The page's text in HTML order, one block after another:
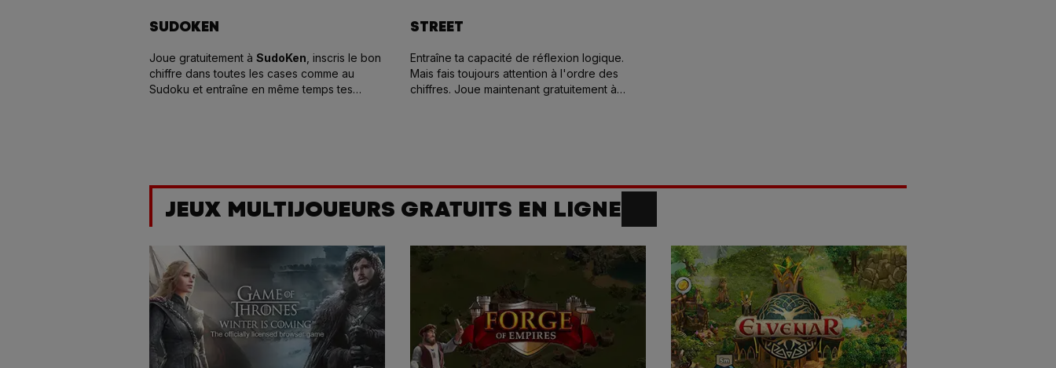
SUDOKEN
Joue gratuitement à SudoKen, inscris le bon
chiffre dans toutes les cases comme au
Sudoku et entraîne en même temps tes
STREET
Entraîne ta capacité de réflexion logique.
Mais fais toujours attention à l'ordre des
chiffres. Joue maintenant gratuitement à
JEUX MULTIJOUEURS GRATUITS EN LIGNE